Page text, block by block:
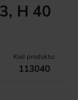
H 40
Kod produktu:
113040